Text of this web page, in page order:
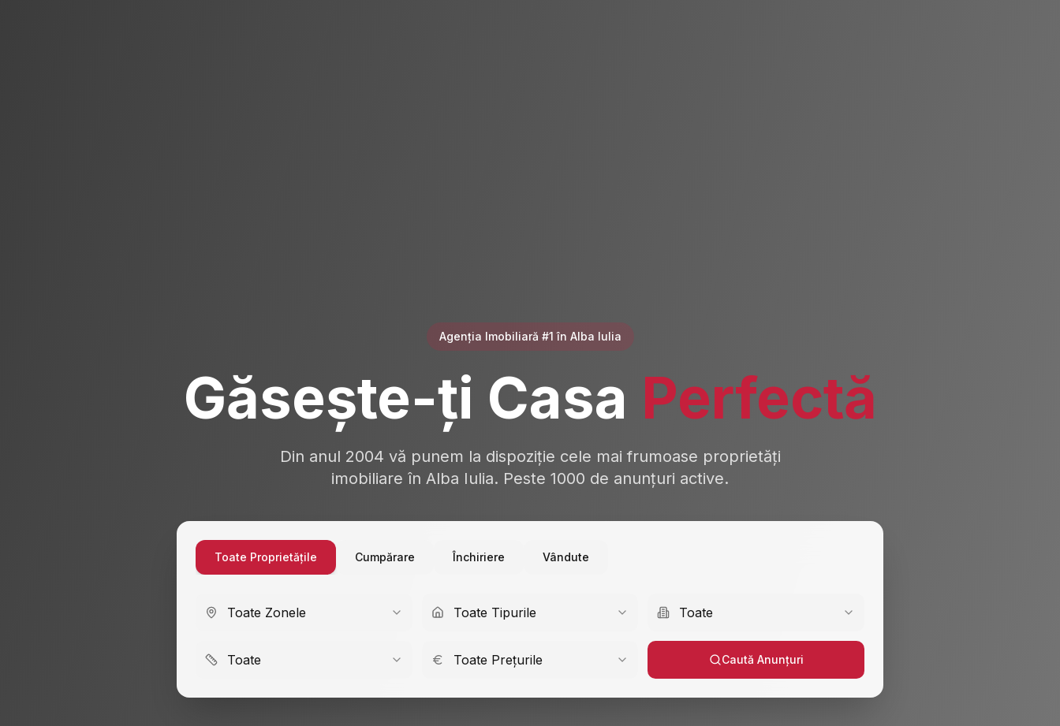
Agenția Imobiliară #1 în Alba Iulia
Găsește-ți Casa Perfectă
Din anul 2004 vă punem la dispoziție cele mai frumoase proprietăți
imobiliare în Alba Iulia. Peste 1000 de anunțuri active.
Toate Proprietățile Cumpărare Închiriere Vândute
Toate Zonele Toate Tipurile Toate
Toate Toate Prețurile Caută Anunțuri